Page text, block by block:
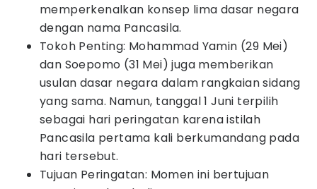
memperkenalkan konsep lima dasar negara
dengan nama Pancasila.
Tokoh Penting: Mohammad Yamin (29 Mei)
dan Soepomo (31 Mei) juga memberikan
usulan dasar negara dalam rangkaian sidang
yang sama. Namun, tanggal 1 Juni terpilih
sebagai hari peringatan karena istilah
Pancasila pertama kali berkumandang pada
hari tersebut.
Tujuan Peringatan: Momen ini bertujuan